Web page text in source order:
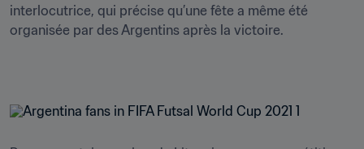
interlocutrice, qui précise qu’une fête a même été
organisée par des Argentins après la victoire.